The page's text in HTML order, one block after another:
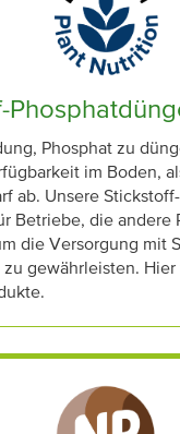
Phosphat zu
im Boden,
ab. Unsere
Betriebe, die andere
die Versorgung mit
gewährleisten.